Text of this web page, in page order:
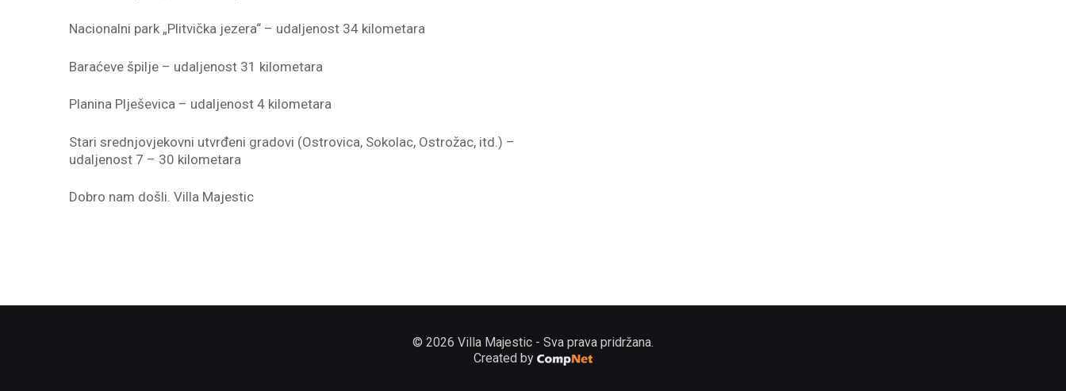
Nacionalni park „Plitvička jezera“ – udaljenost 34 kilometara
Baraćeve špilje – udaljenost 31 kilometara
Planina Plješevica – udaljenost 4 kilometara
Stari srednjovjekovni utvrđeni gradovi (Ostrovica, Sokolac, Ostrožac, itd.) –
udaljenost 7 – 30 kilometara
Dobro nam došli. Villa Majestic
© 2026 Villa Majestic - Sva prava pridržana.
Created by